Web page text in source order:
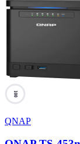
100
QNAP